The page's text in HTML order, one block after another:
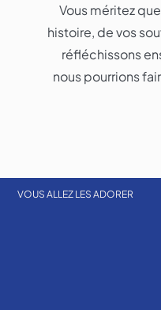
Vous méritez
histoire, de vos
réfléchissons
nous pourrions
VOUS ALLEZ LES ADORER